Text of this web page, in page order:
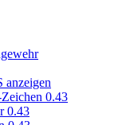
0.43
0.43